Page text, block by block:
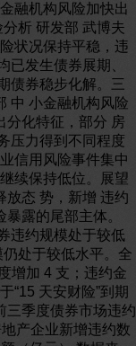
制权由中国诚通控股集团有限公司、江西 省交通投资集 团有限责任公司等央国企接手，完成自身整改之后恢复正常经营。 图表 7. “明天系”九家金融机构接管与处理情况 机构类型 机构名称 后续处理 保险 天安财产保险股份有限公司 成立新主体申通财险承接保单 天安人寿保险股份有限公司 成立新主体中汇人寿承接保单 机构类型 机构名称 后续处理 易安财产保险股份有限公司 完成破产重整，股东变更并重组为比亚迪财险，恢复正 常经营 华夏人寿保险股份有限公司 成立新主体瑞众人寿承接保单 新华信托股份有限公司 破产清算 信托 新时代信托股份有限公司 打折兑付，股权处置尚未完成 新时代证券股份有限公司 2022 年 5 月 27 日结束接管，股东变更并重组为诚通证 券，恢复正常经营证券 国盛证券有限责任公司 国资股东接接手，2022 年 7 月 16 日结束接管，恢复正常 经营 期货 国盛期货有限责任公司 国资股东接接手，2022 年 7 月 16 日结束接管，恢复正常 经营 数据来源：新世纪评级根据公开信息整理 三、出险房企风险处置进展分化 2025 年第三季度，多家出险房企债务化解工作取得实质性进展，具体措施 包括打包延长展期期限、削债重组和境外债务债转股等，债务压力获得不同程 度缓解。三季度深圳市龙光控股有限公司、旭辉集团股份有限公司、融侨等出 险房企境内债券达成打包展期，涉及债券本金规模共 亿元，偿付期限延 长到 2027 年至 2033 年不等，短期内债务压力大幅缓解。同时，融创房地产集 团有限公司境内债券的庭外债务重组落地执行，公司存量债券的余额由 2025 年 6 月末的 亿元下降至 亿元。 图表 8. 2025 年第三季度出险房企打包展期情况 数据来源：Wind、公司公告，新世纪评级整理 在部分出险房企风险处置取得进展的同时，部分内部管理失能、债权债务 关系混乱、可处置变现资产匮乏的出险房企进入清盘或破产出清，后者以中国 恒大集团（简称“中国恒大”）最为典型。作为本轮房地产信用风险中的标志性 企业，中国恒大集团在 2021 年 9 月债务危机全面爆发后曾尝试出台债务重组、 引入战略投资者等风险化解方案，但是最终均未能落地执行。2024 年 1 月 29 日， 香港高等法院正式向中国恒大下达清盘令。2025 年 8 月 25 日，在连续暂停买卖 18 个月之后，公司股票（代码：）从港交所退市。 根据中国恒大清盘人公布，截至 2025 年 7 月末已收到债权人主张金额约 3500 亿港元，而清盘人直接管控的实体的资产价值总额约为 270 亿港元。中国 恒大由于资产所有权结构较为复杂，涉及在多个司法管辖区注册成立的公司实 发行人 达成打包展期时间 展期的债券本金余额 （亿元） 最长兑付截止日 深圳市龙光控股有限公司 2025-07-10 2033-07-10 旭辉集团股份有限公司 2025-07-18 2033-07-18 融侨集团股份有限公司 2025-09-01 2027-08-31 体且存在大量的集团内部交易，因此清盘令的执行难度较大。在境内债务方面， 中国恒大的境内债务主体恒大地产集团有限公司（简称“恒大地产”）存续债券 余 额达 535 亿元，仍处于停牌状态。伴随中国恒大在建项目“保交楼”工作接近尾声， 未来中国恒大境内债权债务的司法清理工作或将加快。2025 年 8 月， 恒大地产两 家子公司广州市凯隆置业有限公司、恒大地产集团广东房地产开发 有限公司已先 后被法院裁定进入破产清算。 在香港司法体系中，“清盘呈请”（Winding-up Petition）指债权人、股东或利 害关系人向香港高等法院提出对一家公司进行强制清盘的法律申请，常被用做 债权人向债务人施加压力追讨债务的常用手段。如果债权人与债务人之间无法 就债务偿还达成和解，那么被提出清盘呈请的债务人将被法院下达强制清盘令。 在本轮房地产信用风险中，已有 27 家发生债务违约的港股上市房企曾被提出清 盘呈请，其中大多数积极与债权人沟通协商，向法院提出延期，采取债务重组 等方式化解债务风险，最终 6 家港股上市房企被下达清盘令。 图表 9. 被下达清盘令的港股上市房企 数据来源：Wind、DMI，公司公告，新世纪评级整理 四、城投企业非标风险保持低位 2025 年第三季度，城投企业信用风险事件主要集中于非标风险事件和商票 逾期等方面，发生频次继续下降，涉及到的主体基本局限在少数重点地区。根 据 DMI 数据显示，2025 年一至三季度城投企业非标风险事件分别发生 13 起、 11 起和 6 起，呈现逐季下降态势。从区域来看，前三季度城投非标风险事件主 要集中于山东省（12 次）、贵州省（6 次）、陕西省（4 次）和云南省（4 次），各 省份发生频次较上年均明显下降。 简称 股票代码 违约时间 被下达清盘令时间 股票退市时间 中国恒大 2021 年 12 月 2024-01-29 2025-08-25 新力控股集团 2021 年 10 月 2023-05-05 2023-04-13 大发地产 2022 年 1 月 2024-10-16 2024-10-29 佳源国际控股 2023 年 1 月 2024-01-11 2024-10-29 德信中国 2022 年 12 月 2024-06-11 — 华南城 2024 年 2 月 2025-08-11 — 图表 10. 2025 年前三季度城投企业非标风险事件情况（次） 非标风险事件次数 60 50 40 30 20 10 0 50 40 30 20 10 0 山东 非标风险事件区域 贵州 云南 河南 陕西 湖南 2024年 2025年前三季度 四川 其他 数据来源：DMI，新世纪评级整理 从商票逾期情况来看，根据上海票交所数据显示，2025 年第三季度共有 47 家城投企业披露商票逾期，环比来看较第二季度减少 4 家，其中首次披露的承 兑人 21 家；逾期金额共 亿元，与第二季度基本持平，继续保持 2024 年以 来的季度下降趋势。三季度共有 21 家城投企业首次披露商票逾期，逾期承兑人 分布于山东省、河南省、四川省等等 11 个省份。 图表 11. 城投企业商票逾期情况（2023 年第一季度~2025 年第三季度） 45 40 35 30 25 20 15 10 5 0 2023Q1 2023Q2 2023Q3 2023Q4 2024Q1 2024Q2 2024Q3 2024Q4 2025Q1 2025Q2 2025Q3 首次披露的承兑人家数 当期逾期金额[万元,右轴] 数据来源：上海票交所、DM 查债通，新世纪评级整理 五、总结与展望 2025 年第三季度，债券市场信用风险状况继续保持平稳态势。三季度共有 7 支债券发生违约，违约金额共 亿元，环比分别较二季度增加 4 支、 亿元。新增违约主体方面，三季度中装建设、天乾资产和天安财险等 3 家发行 人首次违约，新增违约主体此前均已发生债券展期、行政接管或者预重整等信 用事件，违约事件表现为尾部主体信用出清，债券市场风险暴露情况整体上保 持平稳。展期方面，三季度债券市场展期规模继续保持在较低水平，新